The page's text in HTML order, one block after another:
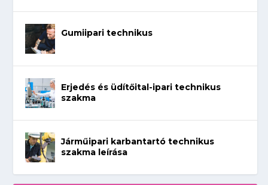
Gumiipari technikus
Erjedés és üdítőital-ipari technikus
szakma
Járműipari karbantartó technikus
szakma leírása